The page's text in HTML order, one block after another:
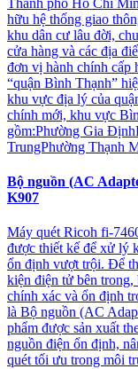
hữu hệ thống giao
khu dân cư lâu đời,
cửa hàng và các địa
đơn vị hành chính cấp
“quận Bình Thạnh”
khu vực địa lý của
chính mới, khu vực
gồm:Phường Gia
TrungPhường Thạnh
Bộ nguồn (AC
K907
Máy quét Ricoh fi-
được thiết kế để xử lý
ổn định vượt trội. Để
kiện điện tử bên trong,
chính xác và ổn định
là Bộ nguồn (AC
phẩm được sản xuất
nguồn điện ổn định,
quét tối ưu trong môi